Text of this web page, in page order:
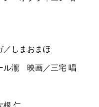
しまおまほ
ル瀧 映画／三宅 唱
根 仁